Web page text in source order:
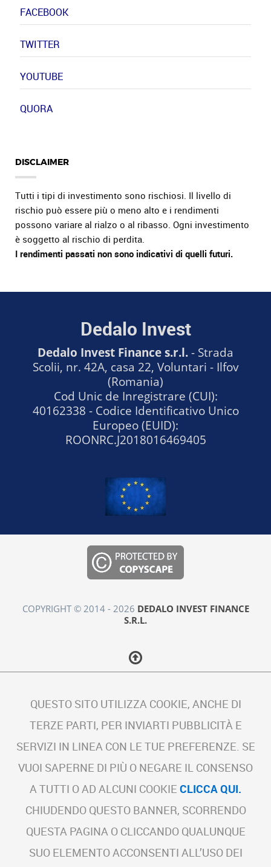
FACEBOOK
TWITTER
YOUTUBE
QUORA
DISCLAIMER
Tutti i tipi di investimento sono rischiosi. Il livello di
rischio può essere più o meno alto e i rendimenti
possono variare al rialzo o al ribasso. Ogni investimento
è soggetto al rischio di perdita.
I rendimenti passati non sono indicativi di quelli futuri.
Dedalo Invest
Dedalo Invest Finance s.r.l.- Strada
Scolii, nr. 42A, casa 22, Voluntari - Ilfov
(Romania)
Cod Unic de Inregistrare (CUI):
40162338 - Codice Identificativo Unico
Europeo (EUID):
ROONRC.J2018016469405
COPYRIGHT © 2014 - 2026 DEDALO INVEST FINANCE
S.R.L.
QUESTO SITO UTILIZZA COOKIE, ANCHE DI
TERZE PARTI, PER INVIARTI PUBBLICITÀ E
SERVIZI IN LINEA CON LE TUE PREFERENZE. SE
VUOI SAPERNE DI PIÙ O NEGARE IL CONSENSO
A TUTTI O AD ALCUNI COOKIE CLICCA QUI.
CHIUDENDO QUESTO BANNER, SCORRENDO
QUESTA PAGINA O CLICCANDO QUALUNQUE
SUO ELEMENTO ACCONSENTI ALL’USO DEI